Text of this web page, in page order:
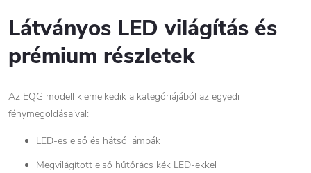
Látványos LED világítás és
prémium részletek
Az EQG modell kiemelkedik a kategóriájából az egyedi
fénymegoldásaival:
LED-es első és hátsó lámpák
Megvilágított első hűtőrács kék LED-ekkel